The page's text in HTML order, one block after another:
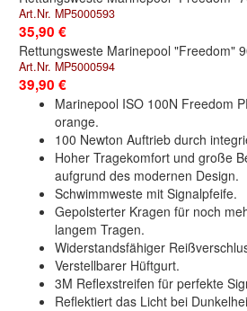
Art.Nr. MP5000593
35,90 €
Rettungsweste Marinepool "Freedom"
Art.Nr. MP5000594
39,90 €
Marinepool ISO 100N Freedom
orange.
100 Newton Auftrieb durch
Hoher Tragekomfort und große
aufgrund des modernen Design.
Schwimmweste mit Signalpfeife.
Gepolsterter Kragen für noch
langem Tragen.
Widerstandsfähiger
Verstellbarer Hüftgurt.
3M Reflexstreifen für perfekte
Reflektiert das Licht bei